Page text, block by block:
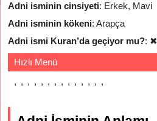
Adni isminin cinsiyeti: Erkek, Mavi
Adni isminin kökeni: Arapça
Adni ismi Kuran’da geçiyor mu?: ✖
Hızlı Menü